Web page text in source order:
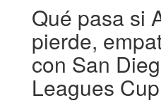
Qué pasa si
pierde,
con San
Leagues